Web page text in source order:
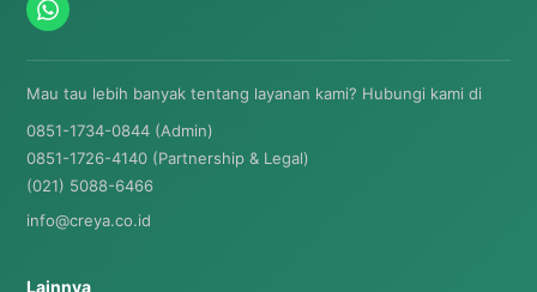
Mau tau lebih banyak tentang layanan kami? Hubungi kami di
0851-1734-0844 (Admin)
0851-1726-4140 (Partnership & Legal)
(021) 5088-6466
info@creya.co.id
Lainnya